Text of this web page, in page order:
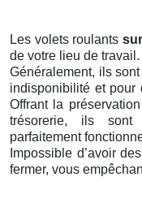
Les volets roulants
de votre lieu de travail.
Généralement, ils
indisponibilité et pour
Offrant la
trésorerie, ils sont
parfaitement
Impossible d’avoir
fermer, vous